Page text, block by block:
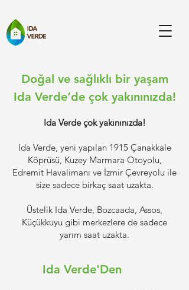
Doğal ve sağlıklı bir yaşam
Ida Verde’de çok yakınınızda!
Ida Verde çok yakınınızda!
Ida Verde, yeni yapılan 1915 Çanakkale
Köprüsü, Kuzey Marmara Otoyolu,
Edremit Havalimanı ve İzmir Çevreyolu ile
size sadece birkaç saat uzakta.
Üstelik Ida Verde, Bozcaada, Assos,
Küçükkuyu gibi merkezlere de sadece
yarım saat uzakta.
Ida Verde'Den